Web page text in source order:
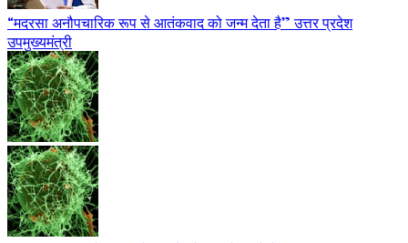
“मदरसा अनौपचारिक रूप से आतंकवाद को जन्म देता है” उत्तर प्रदेश
उपमुख्यमंत्री